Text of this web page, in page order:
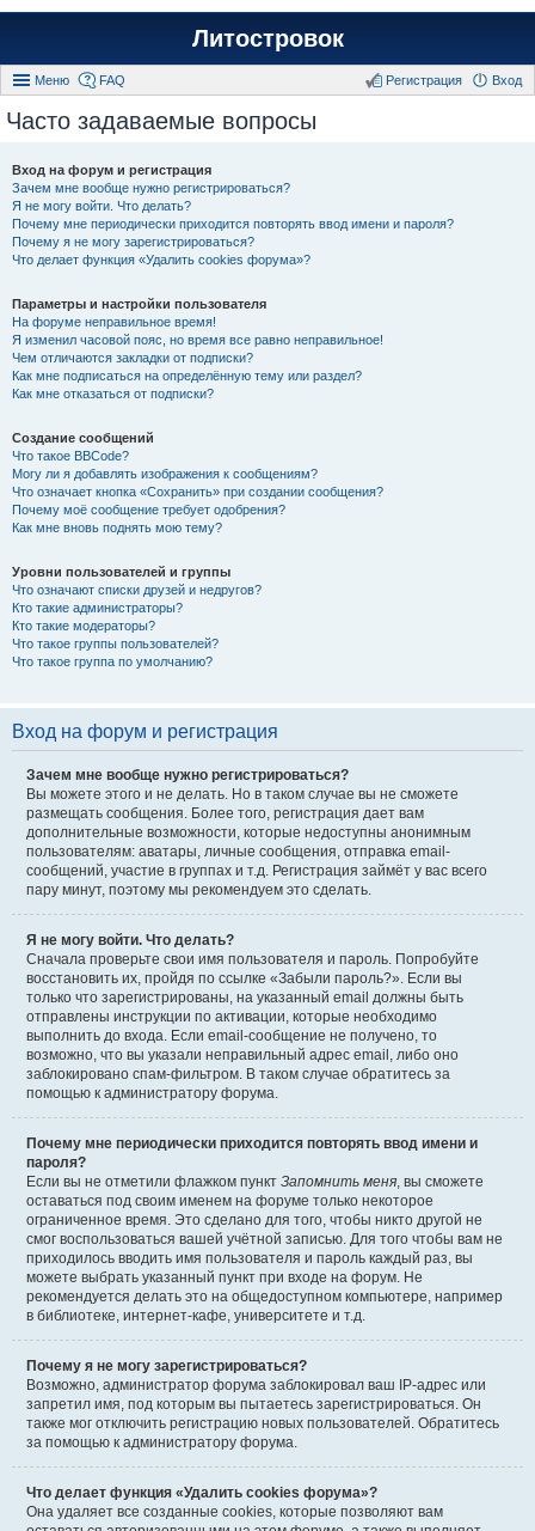
Литостровок
Меню FAQ Вход
Регистрация
Часто задаваемые вопросы
Вход на форум и регистрация
Зачем мне вообще нужно регистрироваться?
Я не могу войти. Что делать?
Почему мне периодически приходится повторять ввод имени и пароля?
Почему я не могу зарегистрироваться?
Что делает функция «Удалить cookies форума»?
Параметры и настройки пользователя
На форуме неправильное время!
Я изменил часовой пояс, но время все равно неправильное!
Чем отличаются закладки от подписки?
Как мне подписаться на определённую тему или раздел?
Как мне отказаться от подписки?
Создание сообщений
Что такое BBCode?
Могу ли я добавлять изображения к сообщениям?
Что означает кнопка «Сохранить» при создании сообщения?
Почему моё сообщение требует одобрения?
Как мне вновь поднять мою тему?
Уровни пользователей и группы
Что означают списки друзей и недругов?
Кто такие администраторы?
Кто такие модераторы?
Что такое группы пользователей?
Что такое группа по умолчанию?
Вход на форум и регистрация
Зачем мне вообще нужно регистрироваться?
Вы можете этого и не делать. Но в таком случае вы не сможете
размещать сообщения. Более того, регистрация дает вам
дополнительные возможности, которые недоступны анонимным
пользователям: аватары, личные сообщения, отправка email-
сообщений, участие в группах и т.д. Регистрация займёт у вас всего
пару минут, поэтому мы рекомендуем это сделать.
Я не могу войти. Что делать?
Сначала проверьте свои имя пользователя и пароль. Попробуйте
восстановить их, пройдя по ссылке «Забыли пароль?». Если вы
только что зарегистрированы, на указанный email должны быть
отправлены инструкции по активации, которые необходимо
выполнить до входа. Если email-сообщение не получено, то
возможно, что вы указали неправильный адрес email, либо оно
заблокировано спам-фильтром. В таком случае обратитесь за
помощью к администратору форума.
Почему мне периодически приходится повторять ввод имени и
пароля?
Если вы не отметили флажком пункт Запомнить меня, вы сможете
оставаться под своим именем на форуме только некоторое
ограниченное время. Это сделано для того, чтобы никто другой не
смог воспользоваться вашей учётной записью. Для того чтобы вам не
приходилось вводить имя пользователя и пароль каждый раз, вы
можете выбрать указанный пункт при входе на форум. Не
рекомендуется делать это на общедоступном компьютере, например
в библиотеке, интернет-кафе, университете и т.д.
Почему я не могу зарегистрироваться?
Возможно, администратор форума заблокировал ваш IP-адрес или
запретил имя, под которым вы пытаетесь зарегистрироваться. Он
также мог отключить регистрацию новых пользователей. Обратитесь
за помощью к администратору форума.
Что делает функция «Удалить cookies форума»?
Она удаляет все созданные cookies, которые позволяют вам